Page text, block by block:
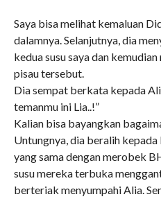
Saya bisa melihat kemaluan
dalamnya. Selanjutnya, dia
kedua susu saya dan
pisau tersebut.
Dia sempat berkata kepada
temanmu ini Lia..!”
Kalian bisa bayangkan
Untungnya, dia beralih kepada
yang sama dengan merobek
susu mereka terbuka
berteriak menyumpahi Alia.